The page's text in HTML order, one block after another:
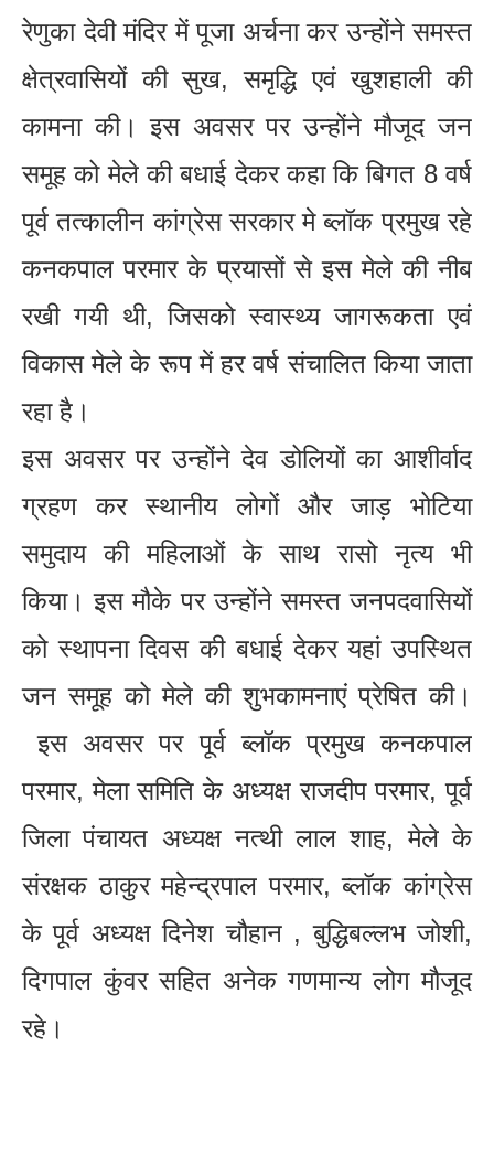
रेणुका देवी मंदिर में पूजा अर्चना कर उन्होंने समस्त
क्षेत्रवासियों की सुख, समृद्धि एवं खुशहाली की
कामना की। इस अवसर पर उन्होंने मौजूद जन
समूह को मेले की बधाई देकर कहा कि बिगत 8 वर्ष
पूर्व तत्कालीन कांग्रेस सरकार मे ब्लॉक प्रमुख रहे
कनकपाल परमार के प्रयासों से इस मेले की नीब
रखी गयी थी, जिसको स्वास्थ्य जागरूकता एवं
विकास मेले के रूप में हर वर्ष संचालित किया जाता
रहा है।
इस अवसर पर उन्होंने देव डोलियों का आशीर्वाद
ग्रहण कर स्थानीय लोगों और जाड़ भोटिया
समुदाय की महिलाओं के साथ रासो नृत्य भी
किया। इस मौके पर उन्होंने समस्त जनपदवासियों
को स्थापना दिवस की बधाई देकर यहां उपस्थित
जन समूह को मेले की शुभकामनाएं प्रेषित की।
इस अवसर पर पूर्व ब्लॉक प्रमुख कनकपाल
परमार, मेला समिति के अध्यक्ष राजदीप परमार, पूर्व
जिला पंचायत अध्यक्ष नत्थी लाल शाह, मेले के
संरक्षक ठाकुर महेन्द्रपाल परमार, ब्लॉक कांग्रेस
के पूर्व अध्यक्ष दिनेश चौहान , बुद्धिबल्लभ जोशी,
दिगपाल कुंवर सहित अनेक गणमान्य लोग मौजूद
रहे।